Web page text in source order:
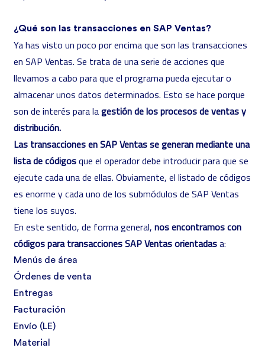
¿Qué son las transacciones en SAP Ventas?
Ya has visto un poco por encima que son las transacciones
en SAP Ventas. Se trata de una serie de acciones que
llevamos a cabo para que el programa pueda ejecutar o
almacenar unos datos determinados. Esto se hace porque
son de interés para lagestión de los procesos de ventas y
distribución.
Las transacciones en SAP Ventas se generan mediante una
lista de códigosque el operador debe introducir para que se
ejecute cada una de ellas. Obviamente, el listado de códigos
es enorme y cada uno de los submódulos de SAP Ventas
tiene los suyos.
En este sentido, de forma general, nos encontramos con
códigos para transacciones SAP Ventas orientadasa:
Menús de área
Órdenes de venta
Entregas
Facturación
Envío (LE)
Material